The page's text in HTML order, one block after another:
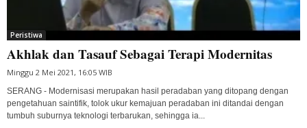
Peristiwa
Akhlak dan Tasauf Sebagai Terapi Modernitas
Minggu 2 Mei 2021, 16:05 WIB
SERANG - Modernisasi merupakan hasil peradaban yang ditopang dengan
pengetahuan saintifik, tolok ukur kemajuan peradaban ini ditandai dengan
tumbuh suburnya teknologi terbarukan, sehingga ia...